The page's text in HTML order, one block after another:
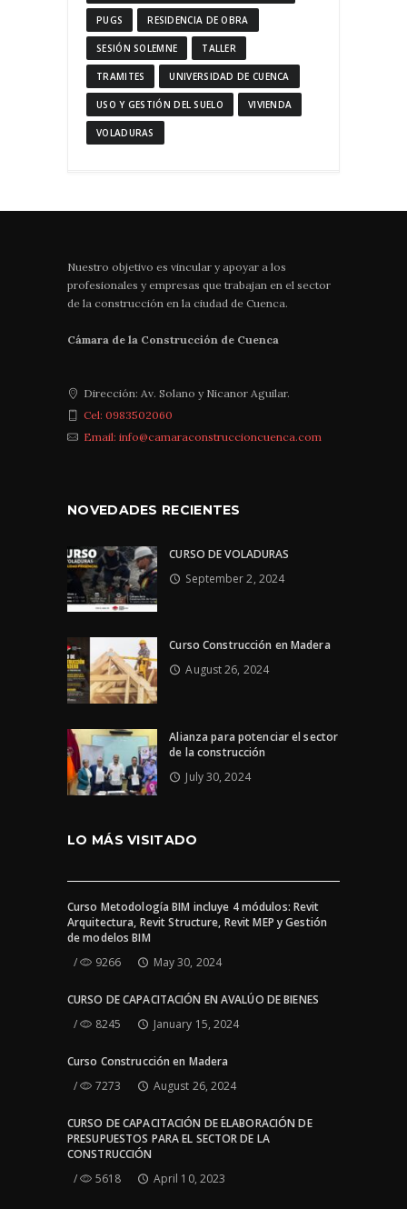
PUGS RESIDENCIA DE OBRA
SESIÓN SOLEMNE TALLER
TRAMITES UNIVERSIDAD DE CUENCA
USO Y GESTIÓN DEL SUELO VIVIENDA
VOLADURAS
Nuestro objetivo es vincular y apoyar a los
profesionales y empresas que trabajan en el sector
de la construcción en la ciudad de Cuenca.
Cámara de la Construcción de Cuenca
Dirección: Av. Solano y Nicanor Aguilar.
Cel: 0983502060
Email: info@camaraconstruccioncuenca.com
NOVEDADES RECIENTES
CURSO DE VOLADURAS
September 2, 2024
Curso Construcción en Madera
August 26, 2024
Alianza para potenciar el sector
de la construcción
July 30, 2024
LO MÁS VISITADO
Curso Metodología BIM incluye 4 módulos: Revit
Arquitectura, Revit Structure, Revit MEP y Gestión
de modelos BIM
May 30, 2024
9266
CURSO DE CAPACITACIÓN EN AVALÚO DE BIENES
January 15, 2024
8245
Curso Construcción en Madera
August 26, 2024
7273
CURSO DE CAPACITACIÓN DE ELABORACIÓN DE
PRESUPUESTOS PARA EL SECTOR DE LA
CONSTRUCCIÓN
April 10, 2023
5618